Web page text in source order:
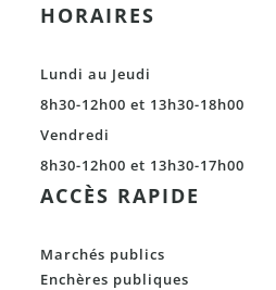
HORAIRES
Lundi au Jeudi
8h30-12h00 et 13h30-18h00
Vendredi
8h30-12h00 et 13h30-17h00
ACCÈS RAPIDE
Marchés publics
Enchères publiques